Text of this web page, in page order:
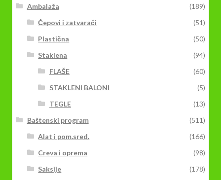
Ambalaža
(189)
Čepovi i zatvarači
(51)
Plastična
(50)
Staklena
(94)
FLAŠE
(60)
STAKLENI BALONI
(5)
TEGLE
(13)
Baštenski program
(511)
Alat i pom.sred.
(166)
Creva i oprema
(98)
Saksije
(178)